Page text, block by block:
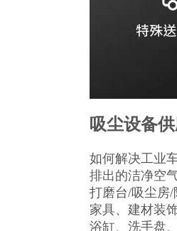
吸尘设备
如何解决工业
排出的洁净空
打磨台/吸尘房
家具、建材装
浴缸、洗手盘